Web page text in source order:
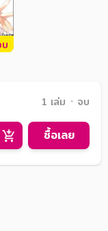
1 เล่ม ᛫ จบ
ซื้อเลย